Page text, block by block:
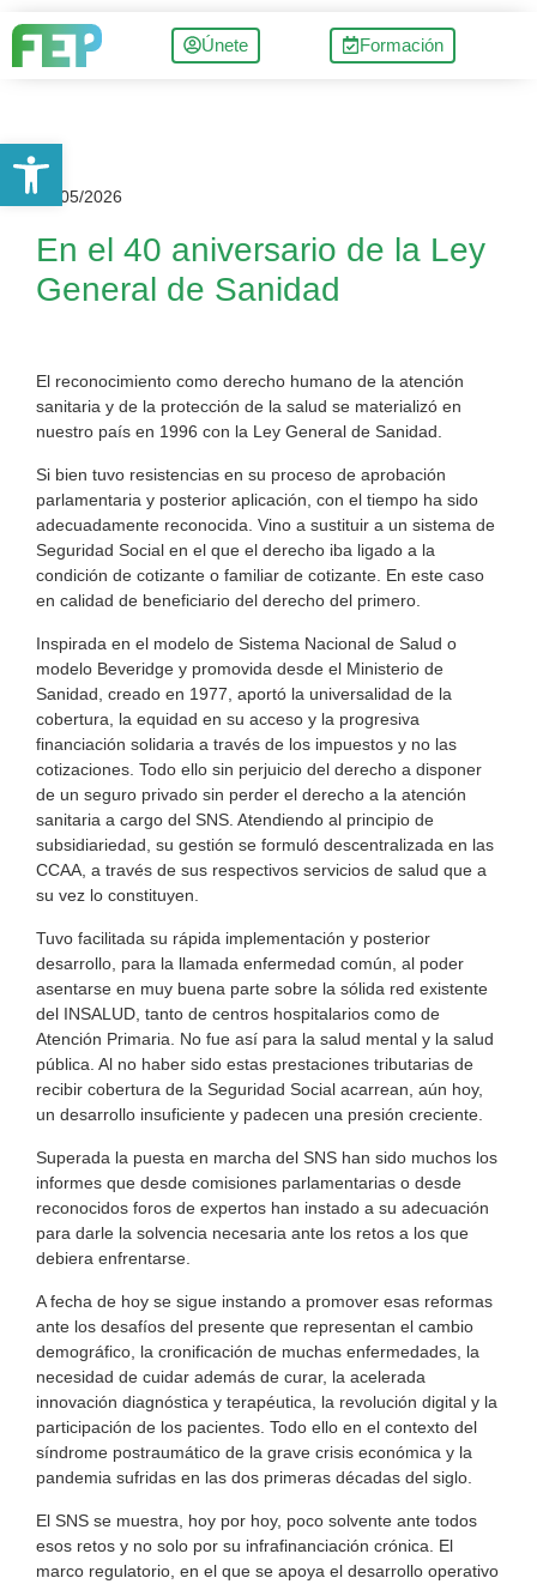
Únete Formación
18/05/2026
En el 40 aniversario de la Ley
General de Sanidad
El reconocimiento como derecho humano de la atención
sanitaria y de la protección de la salud se materializó en
nuestro país en 1996 con la Ley General de Sanidad.
Si bien tuvo resistencias en su proceso de aprobación
parlamentaria y posterior aplicación, con el tiempo ha sido
adecuadamente reconocida. Vino a sustituir a un sistema de
Seguridad Social en el que el derecho iba ligado a la
condición de cotizante o familiar de cotizante. En este caso
en calidad de beneficiario del derecho del primero.
Inspirada en el modelo de Sistema Nacional de Salud o
modelo Beveridge y promovida desde el Ministerio de
Sanidad, creado en 1977, aportó la universalidad de la
cobertura, la equidad en su acceso y la progresiva
financiación solidaria a través de los impuestos y no las
cotizaciones. Todo ello sin perjuicio del derecho a disponer
de un seguro privado sin perder el derecho a la atención
sanitaria a cargo del SNS. Atendiendo al principio de
subsidiariedad, su gestión se formuló descentralizada en las
CCAA, a través de sus respectivos servicios de salud que a
su vez lo constituyen.
Tuvo facilitada su rápida implementación y posterior
desarrollo, para la llamada enfermedad común, al poder
asentarse en muy buena parte sobre la sólida red existente
del INSALUD, tanto de centros hospitalarios como de
Atención Primaria. No fue así para la salud mental y la salud
pública. Al no haber sido estas prestaciones tributarias de
recibir cobertura de la Seguridad Social acarrean, aún hoy,
un desarrollo insuficiente y padecen una presión creciente.
Superada la puesta en marcha del SNS han sido muchos los
informes que desde comisiones parlamentarias o desde
reconocidos foros de expertos han instado a su adecuación
para darle la solvencia necesaria ante los retos a los que
debiera enfrentarse.
A fecha de hoy se sigue instando a promover esas reformas
ante los desafíos del presente que representan el cambio
demográfico, la cronificación de muchas enfermedades, la
necesidad de cuidar además de curar, la acelerada
innovación diagnóstica y terapéutica, la revolución digital y la
participación de los pacientes. Todo ello en el contexto del
síndrome postraumático de la grave crisis económica y la
pandemia sufridas en las dos primeras décadas del siglo.
El SNS se muestra, hoy por hoy, poco solvente ante todos
esos retos y no solo por su infrafinanciación crónica. El
marco regulatorio, en el que se apoya el desarrollo operativo
Abrir barra de herramientas